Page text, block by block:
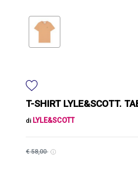
T-SHIRT LYLE&SCOTT.
di LYLE&SCOTT
€ 58,00